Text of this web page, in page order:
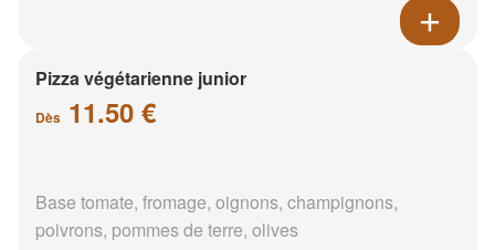
Pizza végétarienne junior
Dès 11.50 €
Base tomate, fromage, oignons, champignons,
poivrons, pommes de terre, olives